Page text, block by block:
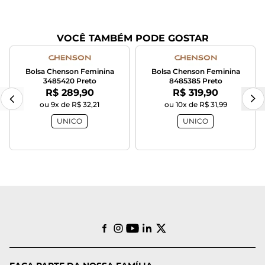
VOCÊ TAMBÉM PODE GOSTAR
Bolsa Chenson Feminina
3485420 Preto
Por:
R$ 289,90
ou 9x de R$ 32,21
UNICO
Bolsa Chenson Feminina
8485385 Preto
Por:
R$ 319,90
ou 10x de R$ 31,99
UNICO